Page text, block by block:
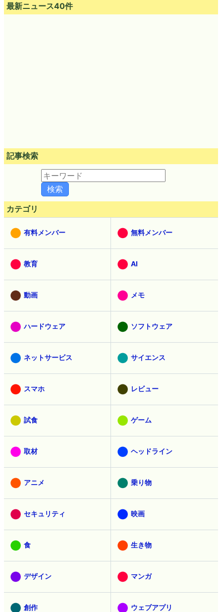
最新ニュース40件
記事検索
カテゴリ
有料メンバー 無料メンバー
教育 AI
動画 メモ
ハードウェア ソフトウェア
ネットサービス サイエンス
スマホ レビュー
試食 ゲーム
取材 ヘッドライン
アニメ 乗り物
セキュリティ 映画
食 生き物
デザイン マンガ
創作 ウェブアプリ